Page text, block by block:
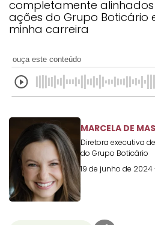
Transformation
Creative
Commerce
Creative Data
Creative
Effectiveness
Creative
Strategy
Entertainment
for Music
for Sport
Film
Creative Brand
Business
Transformation
Creative
Commerce
Creative Data
Entertainment
Entertainment
for Music
for Sport
completamente
ações do Grupo Boticário
minha carreira
ouça este conteúdo
MARCELA DE
Diretora executiva
do Grupo Boticário
19 de junho de 2024